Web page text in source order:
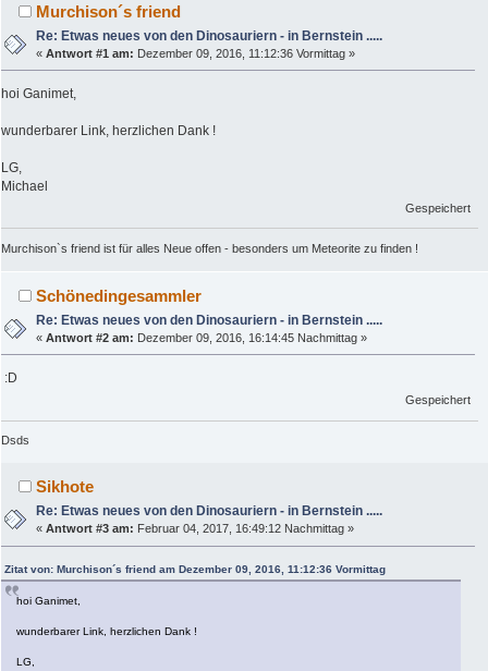
Murchison´s friend
Re: Etwas neues von den Dinosauriern - in Bernstein .....
«Antwort #1 am: Dezember 09, 2016, 11:12:36 Vormittag »
hoi Ganimet,
wunderbarer Link, herzlichen Dank !
LG,
Michael
Gespeichert
Murchison`s friend ist für alles Neue offen - besonders um Meteorite zu finden !
Schönedingesammler
Re: Etwas neues von den Dinosauriern - in Bernstein .....
«Antwort #2 am: Dezember 09, 2016, 16:14:45 Nachmittag »
:D
Gespeichert
Dsds
Sikhote
Re: Etwas neues von den Dinosauriern - in Bernstein .....
«Antwort #3 am: Februar 04, 2017, 16:49:12 Nachmittag »
Zitat von: Murchison´s friend am Dezember 09, 2016, 11:12:36 Vormittag
hoi Ganimet,
wunderbarer Link, herzlichen Dank !
LG,